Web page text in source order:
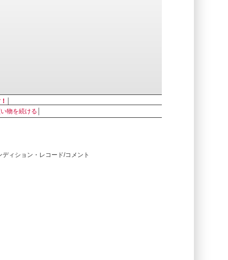
物を続ける
ィション・レコード/コメント